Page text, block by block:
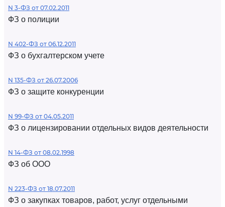
N 3-ФЗ от 07.02.2011
ФЗ о полиции
N 402-ФЗ от 06.12.2011
ФЗ о бухгалтерском учете
N 135-ФЗ от 26.07.2006
ФЗ о защите конкуренции
N 99-ФЗ от 04.05.2011
ФЗ о лицензировании отдельных видов деятельности
N 14-ФЗ от 08.02.1998
ФЗ об ООО
N 223-ФЗ от 18.07.2011
ФЗ о закупках товаров, работ, услуг отдельными